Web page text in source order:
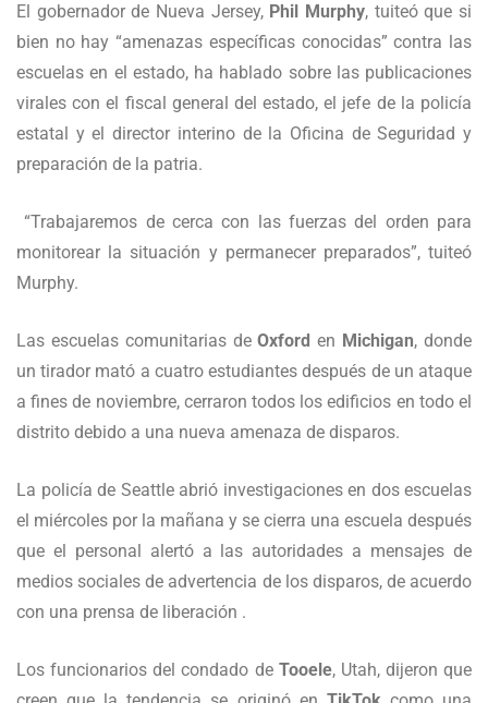
El gobernador de Nueva Jersey, Phil Murphy, tuiteó que si
bien no hay “amenazas específicas conocidas” contra las
escuelas en el estado, ha hablado sobre las publicaciones
virales con el fiscal general del estado, el jefe de la policía
estatal y el director interino de la Oficina de Seguridad y
preparación de la patria.
“Trabajaremos de cerca con las fuerzas del orden para
monitorear la situación y permanecer preparados”, tuiteó
Murphy.
Las escuelas comunitarias deOxford en Michigan, donde
un tirador mató a cuatro estudiantes después de un ataque
a fines de noviembre, cerraron todos los edificios en todo el
distrito debido a una nueva amenaza de disparos.
La policía de Seattle abrió investigaciones en dos escuelas
el miércoles por la mañana y se cierra una escuela después
que el personal alertó a las autoridades a mensajes de
medios sociales de advertencia de los disparos, de acuerdo
con una prensa de liberación .
Los funcionarios del condado de Tooele, Utah, dijeron que